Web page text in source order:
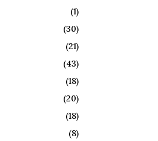
(1)
(30)
(21)
(43)
(18)
(20)
(18)
(8)